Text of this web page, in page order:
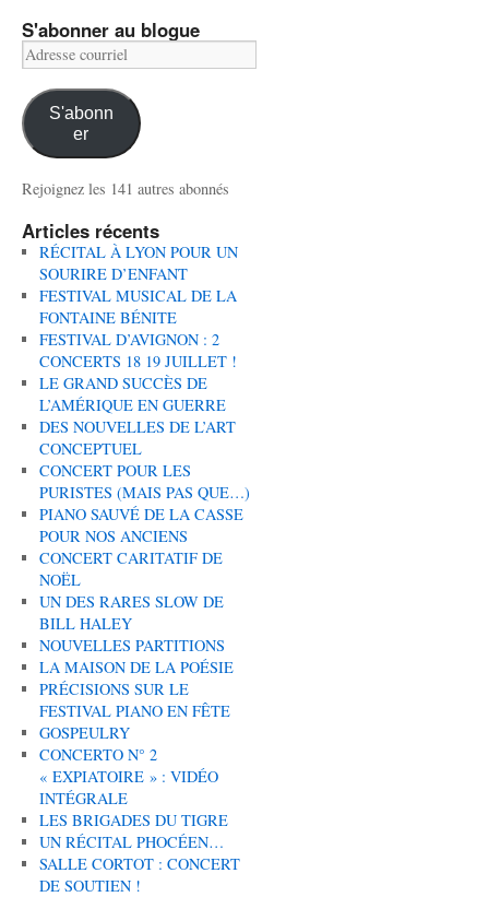
S'abonner au blogue
Adresse
courriel
S'abonn
er
Rejoignez les 141 autres abonnés
Articles récents
RÉCITAL À LYON POUR UN
SOURIRE D’ENFANT
FESTIVAL MUSICAL DE LA
FONTAINE BÉNITE
FESTIVAL D’AVIGNON : 2
CONCERTS 18 19 JUILLET !
LE GRAND SUCCÈS DE
L’AMÉRIQUE EN GUERRE
DES NOUVELLES DE L’ART
CONCEPTUEL
CONCERT POUR LES
PURISTES (MAIS PAS QUE…)
PIANO SAUVÉ DE LA CASSE
POUR NOS ANCIENS
CONCERT CARITATIF DE
NOËL
UN DES RARES SLOW DE
BILL HALEY
NOUVELLES PARTITIONS
LA MAISON DE LA POÉSIE
PRÉCISIONS SUR LE
FESTIVAL PIANO EN FÊTE
GOSPEULRY
CONCERTO N° 2
« EXPIATOIRE » : VIDÉO
INTÉGRALE
LES BRIGADES DU TIGRE
UN RÉCITAL PHOCÉEN…
SALLE CORTOT : CONCERT
DE SOUTIEN !